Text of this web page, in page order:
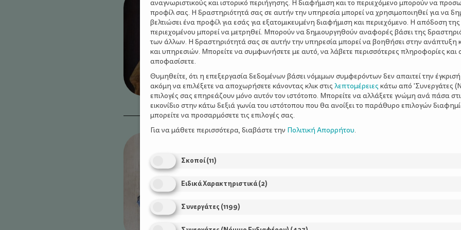
ΔΕΛΤΑ Συνταγή:
Κόβουμε την κολοκύθα και
τα βάζουμε σε ένα ταψί
φούρνο στους 190 βαθμούς
κατσαρόλα σε χαμηλή
Σε μπολ ρίχνουμε τα αυγά
Προσθέτουμε και το
Ρίχνουμε και το γάλα και
αναγνωριστικούς και ιστορικό περιήγησης. Η διαφήμιση και το περιεχόμενο μπορούν να
προφίλ σας. Η δραστηριότητά σας σε αυτήν την υπηρεσία μπορεί να χρησιμοποιηθεί για να
βελτιώσει ένα προφίλ για εσάς για εξατομικευμένη διαφήμιση και περιεχόμενο. Η απόδοση
περιεχομένου μπορεί να μετρηθεί. Μπορούν να δημιουργηθούν αναφορές βάσει της
των άλλων. Η δραστηριότητά σας σε αυτήν την υπηρεσία μπορεί να βοηθήσει στην ανάπτυξη
και υπηρεσιών. Μπορείτε να συμφωνήσετε με αυτό, να λάβετε περισσότερες πληροφορίες και
αποφασίσετε.
Θυμηθείτε, ότι η επεξεργασία δεδομένων βάσει νόμιμων συμφερόντων δεν απαιτεί την
ακόμη να επιλέξετε να αποχωρήσετε κάνοντας κλικ στις λεπτομέρειες κάτω από 'Συνεργάτες
επιλογές σας επηρεάζουν μόνο αυτόν τον ιστότοπο. Μπορείτε να αλλάξετε γνώμη ανά πάσα
εικονίδιο στην κάτω δεξιά γωνία του ιστότοπου που θα ανοίξει το παράθυρο επιλογών
μπορείτε να προσαρμόσετε τις επιλογές σας.
Για να μάθετε περισσότερα, διαβάστε την Πολιτική Απορρήτου.
Σκοποί(11)
Ειδικά Χαρακτηριστικά(2)
Συνεργάτες (1199)